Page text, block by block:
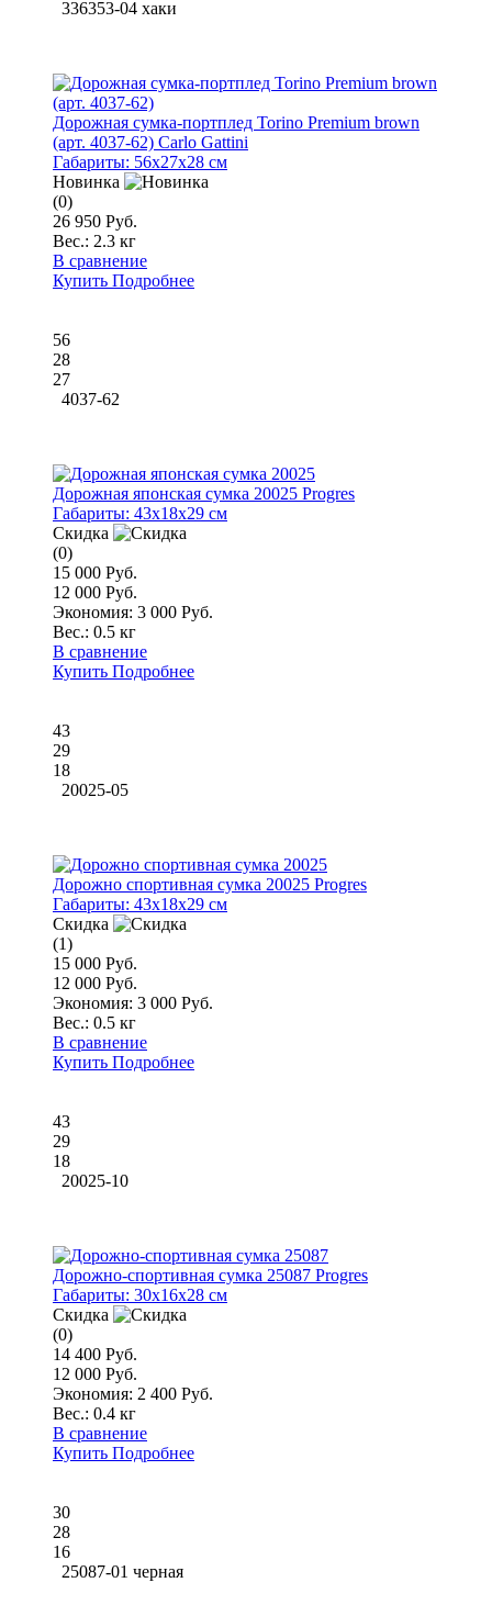
336353-04 хаки
Дорожная сумка-портплед Torino Premium brown
(арт. 4037-62) Carlo Gattini
Габариты: 56x27x28 см
Новинка
(0)
26 950 Руб.
Вес.: 2.3 кг
В сравнение
Купить Подробнее
56
28
27
4037-62
Дорожная японская сумка 20025 Progres
Габариты: 43x18x29 см
Скидка
(0)
15 000 Руб.
12 000 Руб.
Экономия: 3 000 Руб.
Вес.: 0.5 кг
В сравнение
Купить Подробнее
43
29
18
20025-05
Дорожно спортивная сумка 20025 Progres
Габариты: 43x18x29 см
Скидка
(1)
15 000 Руб.
12 000 Руб.
Экономия: 3 000 Руб.
Вес.: 0.5 кг
В сравнение
Купить Подробнее
43
29
18
20025-10
Дорожно-спортивная сумка 25087 Progres
Габариты: 30x16x28 см
Скидка
(0)
14 400 Руб.
12 000 Руб.
Экономия: 2 400 Руб.
Вес.: 0.4 кг
В сравнение
Купить Подробнее
30
28
16
25087-01 черная